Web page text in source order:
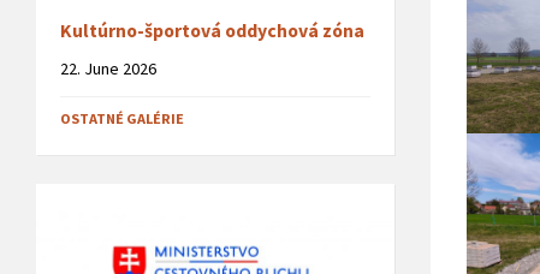
Kultúrno-športová oddychová zóna
22. June 2026
OSTATNÉ GALÉRIE